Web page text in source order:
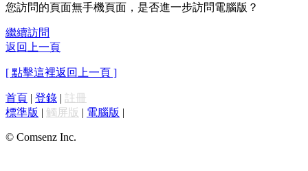
您訪問的頁面無手機頁面，是否進一步訪問電腦版？
繼續訪問
返回上一頁
[ 點擊這裡返回上一頁 ]
首頁 | 登錄 | 註冊
標準版 | 觸屏版 | 電腦版 |
© Comsenz Inc.